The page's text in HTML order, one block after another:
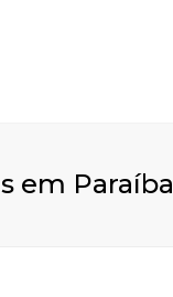
em Paraíba